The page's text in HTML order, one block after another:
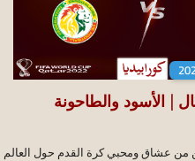
| الأسود والطاحونة
من عشاق ومحبي كرة القدم حول العالم